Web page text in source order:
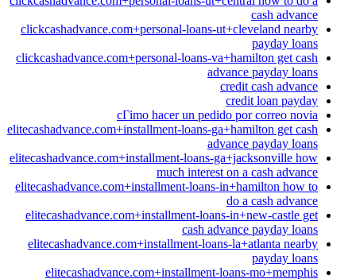
cash advance
clickcashadvance.com+personal-loans-ut+cleveland nearby
payday loans
clickcashadvance.com+personal-loans-va+hamilton get cash
advance payday loans
credit cash advance
credit loan payday
cГіmo hacer un pedido por correo novia
elitecashadvance.com+installment-loans-ga+hamilton get cash
advance payday loans
elitecashadvance.com+installment-loans-ga+jacksonville how
much interest on a cash advance
elitecashadvance.com+installment-loans-in+hamilton how to
do a cash advance
elitecashadvance.com+installment-loans-in+new-castle get
cash advance payday loans
elitecashadvance.com+installment-loans-la+atlanta nearby
payday loans
elitecashadvance.com+installment-loans-mo+memphis